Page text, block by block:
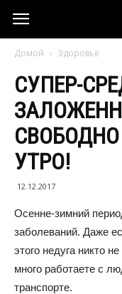
Домой Здоровье
СУПЕР-
УТРО!
12.12.2017
Осенне-зимний
заболеваний. Даже
этого недуга никто
много работаете с
транспорте.